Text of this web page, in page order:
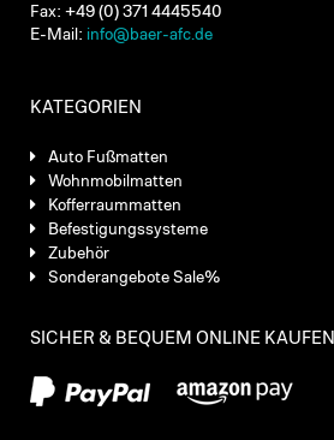
Fax: +49 (0) 371 4445540
E-Mail: info@baer-afc.de
KATEGORIEN
Auto Fußmatten
Wohnmobilmatten
Kofferraummatten
Befestigungssysteme
Zubehör
Sonderangebote Sale%
SICHER & BEQUEM ONLINE KAUFEN